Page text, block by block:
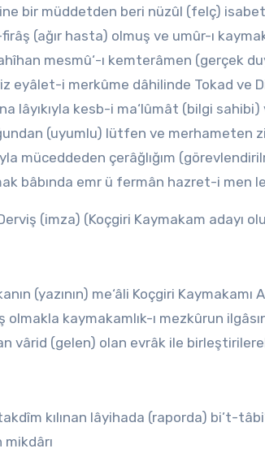
bir müddetden beri nüzûl (felç)
(ağır hasta) olmuş ve umûr-ı
mesmû‘-ı kemterâmen (gerçek
eyâlet-i merkûme dâhilinde Tokad ve
lâyıkıyla kesb-i ma‘lûmât (bilgi
(uyumlu) lütfen ve merhameten
müceddeden çerâğlığım
bâbında emr ü fermân hazret-i men
(imza) (Koçgiri Kaymakam adayı
(yazının) me‘âli Koçgiri
olmakla kaymakamlık-ı mezkûrun
vârid (gelen) olan evrâk ile
kılınan lâyihada (raporda) bi’t-